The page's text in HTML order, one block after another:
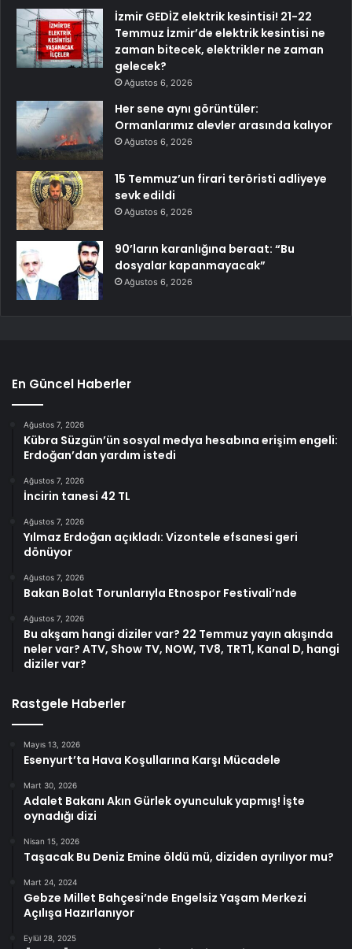
İzmir GEDİZ elektrik kesintisi! 21-22
Temmuz İzmir’de elektrik kesintisi ne
zaman bitecek, elektrikler ne zaman
gelecek?
Ağustos 6, 2026
Her sene aynı görüntüler:
Ormanlarımız alevler arasında kalıyor
Ağustos 6, 2026
15 Temmuz’un firari teröristi adliyeye
sevk edildi
Ağustos 6, 2026
90’ların karanlığına beraat: “Bu
dosyalar kapanmayacak”
Ağustos 6, 2026
En Güncel Haberler
Ağustos 7, 2026
Kübra Süzgün’ün sosyal medya hesabına erişim engeli:
Erdoğan’dan yardım istedi
Ağustos 7, 2026
İncirin tanesi 42 TL
Ağustos 7, 2026
Yılmaz Erdoğan açıkladı: Vizontele efsanesi geri
dönüyor
Ağustos 7, 2026
Bakan Bolat Torunlarıyla Etnospor Festivali’nde
Ağustos 7, 2026
Bu akşam hangi diziler var? 22 Temmuz yayın akışında
neler var? ATV, Show TV, NOW, TV8, TRT1, Kanal D, hangi
diziler var?
Rastgele Haberler
Mayıs 13, 2026
Esenyurt’ta Hava Koşullarına Karşı Mücadele
Mart 30, 2026
Adalet Bakanı Akın Gürlek oyunculuk yapmış! İşte
oynadığı dizi
Nisan 15, 2026
Taşacak Bu Deniz Emine öldü mü, diziden ayrılıyor mu?
Mart 24, 2024
Gebze Millet Bahçesi’nde Engelsiz Yaşam Merkezi
Açılışa Hazırlanıyor
Eylül 28, 2025